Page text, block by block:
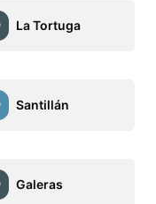
La Tortuga
Santillán
Galeras